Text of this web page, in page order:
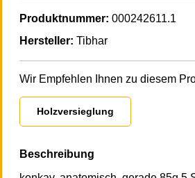
Produktnummer: 000242611.1
Hersteller: Tibhar
Wir Empfehlen Ihnen zu diesem
Holzversieglung
Beschreibung